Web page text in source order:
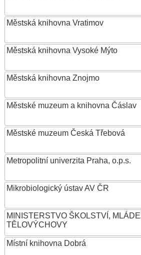
Městská knihovna Vratimov
Městská knihovna Vysoké Mýto
Městská knihovna Znojmo
Městské muzeum a knihovna Čáslav
Městské muzeum Česká Třebová
Metropolitní univerzita Praha, o.p.s.
Mikrobiologický ústav AV ČR
MINISTERSTVO ŠKOLSTVÍ,
TĚLOVÝCHOVY
Místní knihovna Dobrá